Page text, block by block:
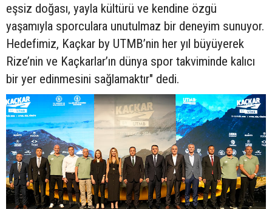
eşsiz doğası, yayla kültürü ve kendine özgü
yaşamıyla sporculara unutulmaz bir deneyim sunuyor.
Hedefimiz, Kaçkar by UTMB’nin her yıl büyüyerek
Rize’nin ve Kaçkarlar’ın dünya spor takviminde kalıcı
bir yer edinmesini sağlamaktır" dedi.